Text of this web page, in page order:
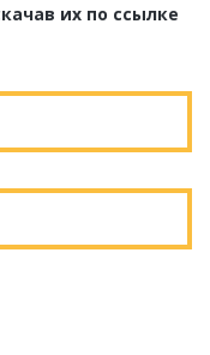
их по ссылке